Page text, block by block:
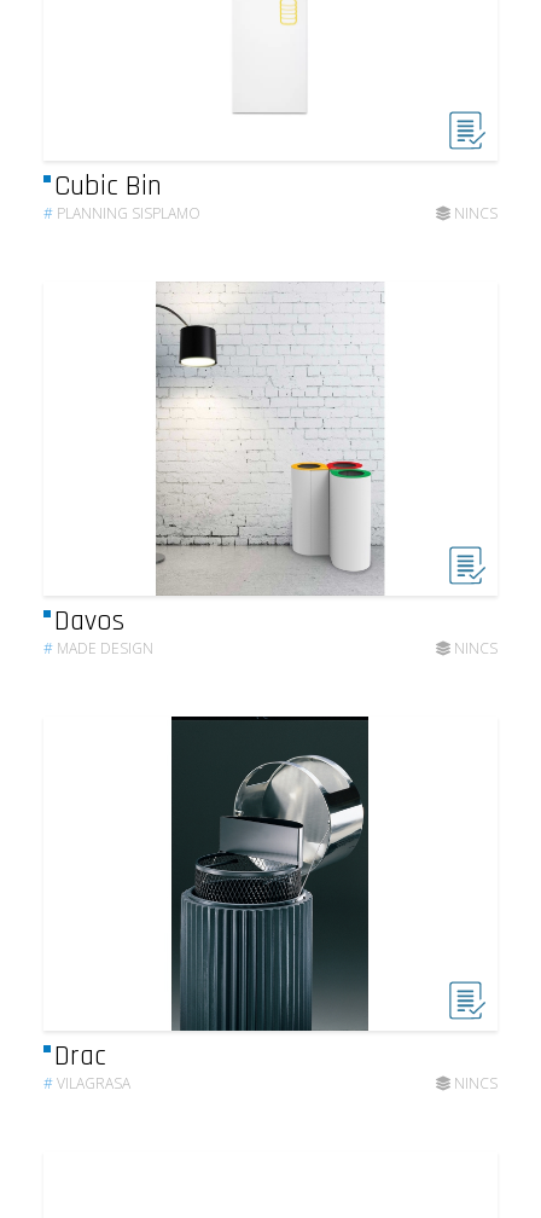
Cubic Bin
# PLANNING SISPLAMO NINCS
Davos
# MADE DESIGN NINCS
Drac
#VILAGRASA NINCS